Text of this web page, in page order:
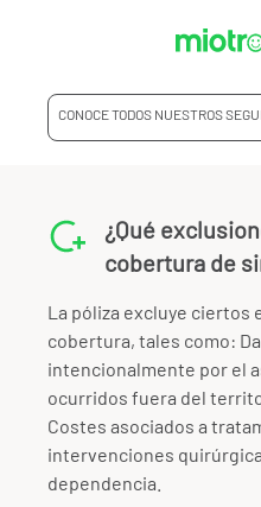
CONOCE TODOS NUESTROS
¿Qué
cobertura de
La póliza excluye ciertos
cobertura, tales como:
intencionalmente por el
ocurridos fuera del
Costes asociados a
intervenciones
dependencia.